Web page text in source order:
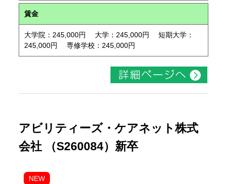
賃金
大学院：245,000円 大学：245,000円 短期大学：
245,000円 専修学校：245,000円
アビリティーズ・ケアネット株式
会社 （S260084）新卒
NEW